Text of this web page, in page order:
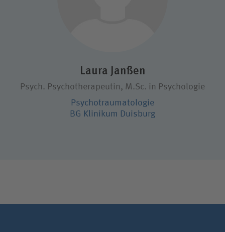
Wie können wir Ihnen helfen?
Laura Janßen
Psych. Psychotherapeutin, M.Sc. in Psychologie
Psycho­trauma­tologie
BG Klinikum Duisburg